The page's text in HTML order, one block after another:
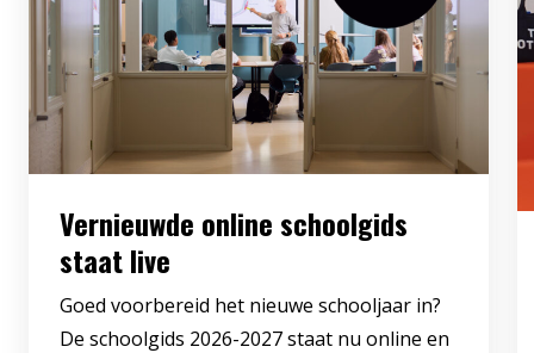
Vernieuwde online schoolgids
staat live
Goed voorbereid het nieuwe schooljaar in?
De schoolgids 2026-2027 staat nu online en